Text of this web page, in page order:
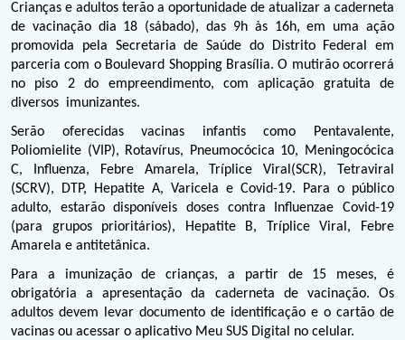
Crianças e adultos terão a oportunidade de atualizar a caderneta
de vacinação dia 18 (sábado), das 9h às 16h, em uma ação
promovida pela Secretaria de Saúde do Distrito Federal em
parceria com o Boulevard Shopping Brasília. O mutirão ocorrerá
no piso 2 do empreendimento, com aplicação gratuita de
diversos  imunizantes.
Serão oferecidas vacinas infantis como Pentavalente,
Poliomielite (VIP), Rotavírus, Pneumocócica 10, Meningocócica
C, Influenza, Febre Amarela, Tríplice Viral(SCR), Tetraviral
(SCRV), DTP, Hepatite A, Varicela e Covid-19. Para o público
adulto, estarão disponíveis doses contra Influenzae Covid-19
(para grupos prioritários), Hepatite B, Tríplice Viral, Febre
Amarela e antitetânica.
Para a imunização de crianças, a partir de 15 meses, é
obrigatória a apresentação da caderneta de vacinação. Os
adultos devem levar documento de identificação e o cartão de
vacinas ou acessar o aplicativo Meu SUS Digital no celular.